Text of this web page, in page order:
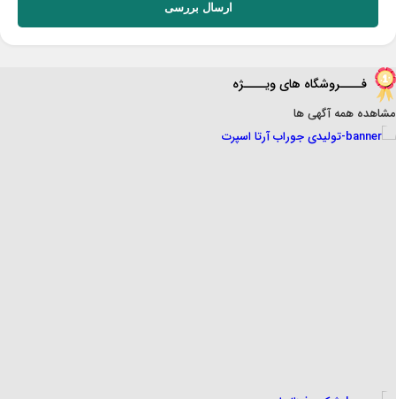
ارسال بررسی
فــــروشگاه های ویــــژه
مشاهده همه آگهی ها